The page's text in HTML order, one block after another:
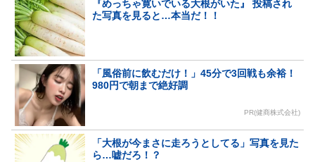
『めっちゃ寛いでいる大根がいた』 投稿され
た写真を見ると…本当だ！！
「風俗前に飲むだけ！」45分で3回戦も余裕！
980円で朝まで絶好調
PR(健商株式会社)
「大根が今まさに走ろうとしてる」写真を見た
ら…嘘だろ！？